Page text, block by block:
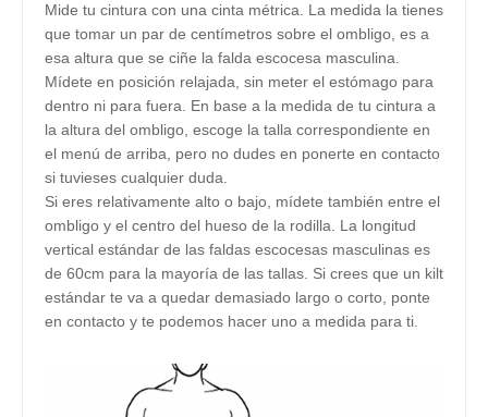
Mide tu cintura con una cinta métrica. La medida la tienes
que tomar un par de centímetros sobre el ombligo, es a
esa altura que se ciñe la falda escocesa masculina.
Mídete en posición relajada, sin meter el estómago para
dentro ni para fuera. En base a la medida de tu cintura a
la altura del ombligo, escoge la talla correspondiente en
el menú de arriba, pero no dudes en ponerte en contacto
si tuvieses cualquier duda.
Si eres relativamente alto o bajo, mídete también entre el
ombligo y el centro del hueso de la rodilla. La longitud
vertical estándar de las faldas escocesas masculinas es
de 60cm para la mayoría de las tallas. Si crees que un kilt
estándar te va a quedar demasiado largo o corto, ponte
en contacto y te podemos hacer uno a medida para ti.